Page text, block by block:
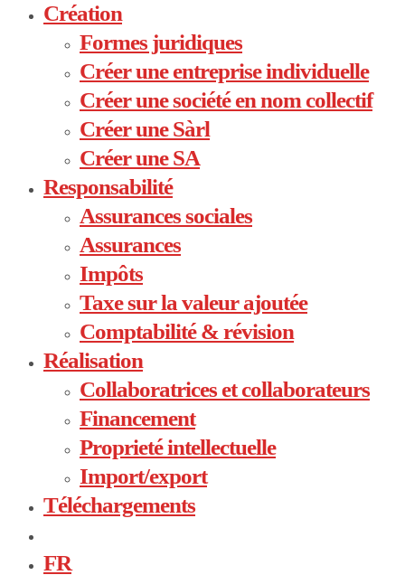
Création
Formes juridiques
Créer une entreprise individuelle
Créer une société en nom collectif
Créer une Sàrl
Créer une SA
Responsabilité
Assurances sociales
Assurances
Impôts
Taxe sur la valeur ajoutée
Comptabilité & révision
Réalisation
Collaboratrices et collaborateurs
Financement
Proprieté intellectuelle
Import/export
Téléchargements
FR